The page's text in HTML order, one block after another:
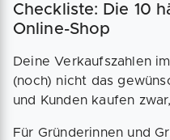
Checkliste: Die 10
Online-Shop
Deine Verkaufszahlen
(noch) nicht das
und Kunden kaufen
Für Gründerinnen und